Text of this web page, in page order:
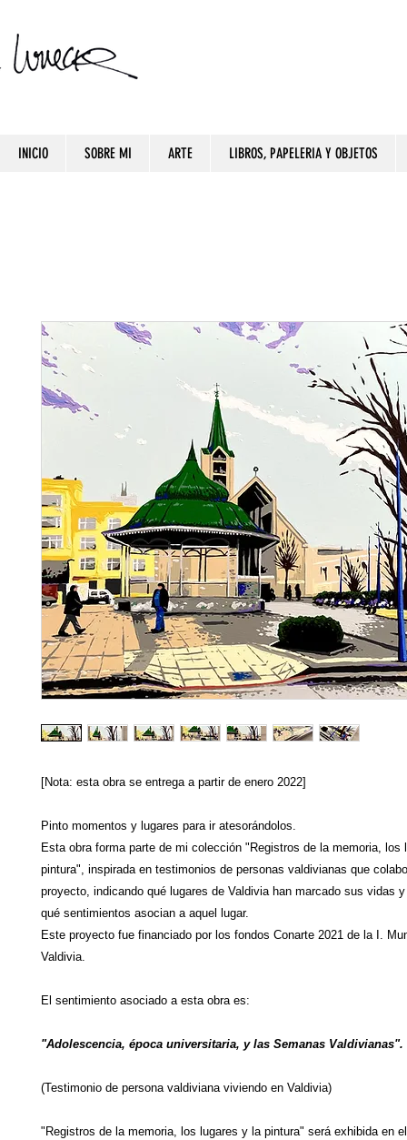
INICIO SOBRE MI ARTE LIBROS, PAPELERIA Y OBJETOS
[Nota: esta obra se entrega a partir de enero 2022]
Pinto momentos y lugares para ir atesorándolos.
Esta obra forma parte de mi colección "Registros de la memoria, los
pintura", inspirada en testimonios de personas valdivianas que
proyecto, indicando qué lugares de Valdivia han marcado sus vidas y
qué sentimientos asocian a aquel lugar.
Este proyecto fue financiado por los fondos Conarte 2021 de la I.
Valdivia.
El sentimiento asociado a esta obra es:
"Adolescencia, época universitaria, y las Semanas Valdivianas".
(Testimonio de persona valdiviana viviendo en Valdivia)
"Registros de la memoria, los lugares y la pintura" será exhibida en